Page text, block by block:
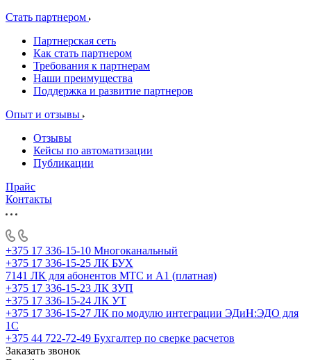
Стать партнером
Партнерская сеть
Как стать партнером
Требования к партнерам
Наши преимущества
Поддержка и развитие партнеров
Опыт и отзывы
Отзывы
Кейсы по автоматизации
Публикации
Прайс
Контакты
+375 17 336-15-10 Многоканальный
+375 17 336-15-25 ЛК БУХ
7141 ЛК для абонентов МТС и А1 (платная)
+375 17 336-15-23 ЛК ЗУП
+375 17 336-15-24 ЛК УТ
+375 17 336-15-27 ЛК по модулю интеграции ЭДиН:ЭДО для
1С
+375 44 722-72-49 Бухгалтер по сверке расчетов
Заказать звонок